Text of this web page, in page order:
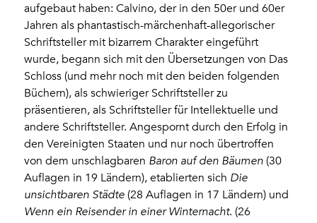
aufgebaut haben: Calvino, der in den 50er und 60er
Jahren als phantastisch-märchenhaft-allegorischer
Schriftsteller mit bizarrem Charakter eingeführt
wurde, begann sich mit den Übersetzungen von Das
Schloss (und mehr noch mit den beiden folgenden
Büchern), als schwieriger Schriftsteller zu
präsentieren, als Schriftsteller für Intellektuelle und
andere Schriftsteller. Angespornt durch den Erfolg in
den Vereinigten Staaten und nur noch übertroffen
von dem unschlagbaren Baron auf den Bäumen(30
Auflagen in 19 Ländern), etablierten sich Die
unsichtbaren Städte (28 Auflagen in 17 Ländern) und
Wenn ein Reisender in einer Winternacht. (26